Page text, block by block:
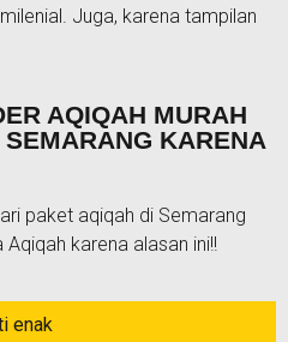
Juga, karena tampilan
AQIQAH MURAH
KARENA
paket aqiqah di Semarang
karena alasan ini!!
enak